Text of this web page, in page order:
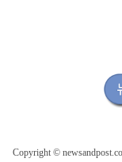
Copyright ©